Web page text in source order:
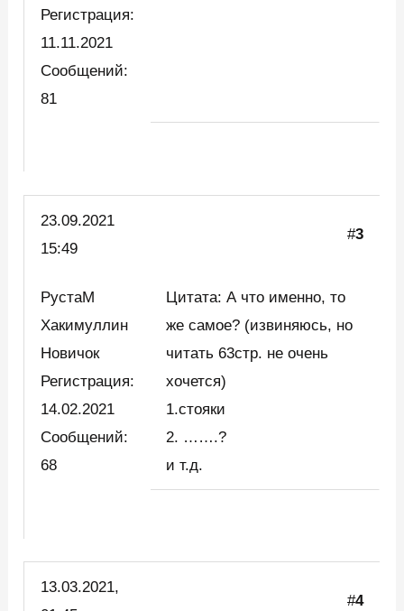
Регистрация:
11.11.2021
Сообщений:
81
23.09.2021
15:49
#3
РустаМ
Хакимуллин
Новичок
Регистрация:
14.02.2021
Сообщений:
68
Цитата: А что именно, то
же самое? (извиняюсь, но
читать 63стр. не очень
хочется)
1.стояки
2. …….?
и т.д.
13.03.2021,
#4